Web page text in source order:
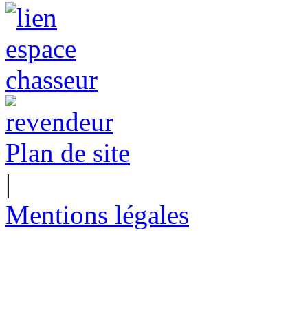
Plan de site
|
Mentions légales